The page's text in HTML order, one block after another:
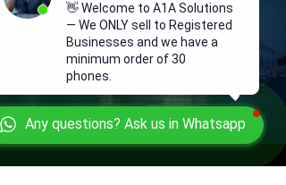
Any questions? Ask us in Whatsapp
👋 Welcome to A1A Solutions
— We ONLY sell to Registered
Businesses and we have a
minimum order of 30
phones.
A1A Solutions